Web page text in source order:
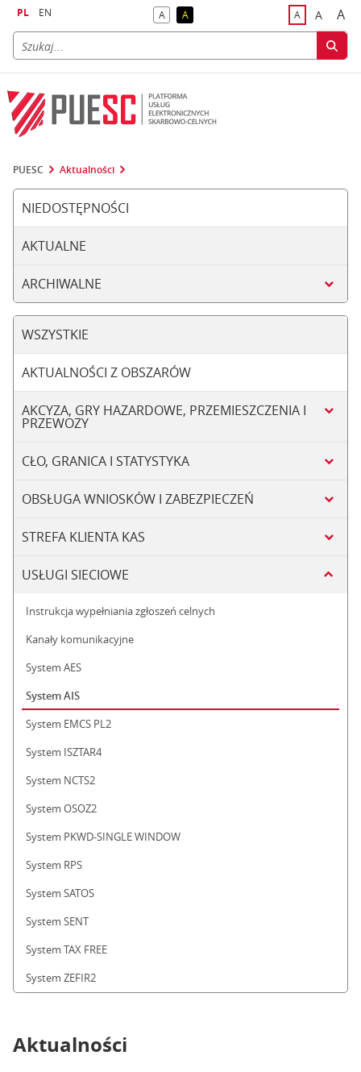
PL EN Akontrast domyślny
Akontrast żółty tekst na czarnym tle
Adomyślna
A A
PUESC Aktualności
NIEDOSTĘPNOŚCI
AKTUALNE
ARCHIWALNE
WSZYSTKIE
AKTUALNOŚCI Z OBSZARÓW
AKCYZA, GRY HAZARDOWE, PRZEMIESZCZENIA I
PRZEWOZY
CŁO, GRANICA I STATYSTYKA
OBSŁUGA WNIOSKÓW I ZABEZPIECZEŃ
STREFA KLIENTA KAS
USŁUGI SIECIOWE
Instrukcja wypełniania zgłoszeń celnych
Kanały komunikacyjne
System AES
System AIS
System EMCS PL2
System ISZTAR4
System NCTS2
System OSOZ2
System PKWD-SINGLE WINDOW
System RPS
System SATOS
System SENT
System TAX FREE
System ZEFIR2
Aktualności